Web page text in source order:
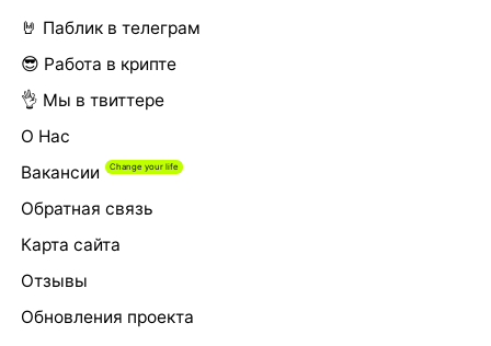
🤘 Паблик в телеграм
😎 Работа в крипте
👌 Мы в твиттере
О Нас
Вакансии
Обратная связь
Карта сайта
Отзывы
Обновления проекта